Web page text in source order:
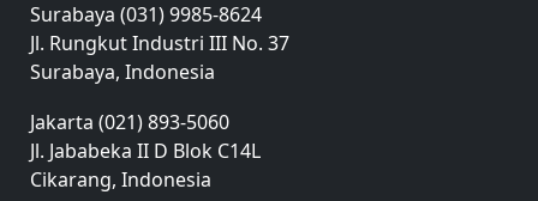
Surabaya (031) 9985-8624
Jl. Rungkut Industri III No. 37
Surabaya, Indonesia
Jakarta (021) 893-5060
Jl. Jababeka II D Blok C14L
Cikarang, Indonesia